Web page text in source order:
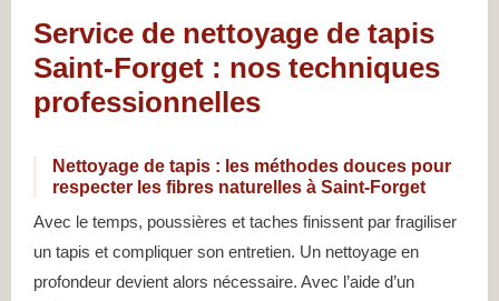
Service de nettoyage de tapis
Saint-Forget : nos techniques
professionnelles
Nettoyage de tapis : les méthodes douces pour
respecter les fibres naturelles à Saint-Forget
Avec le temps, poussières et taches finissent par fragiliser
un tapis et compliquer son entretien. Un nettoyage en
profondeur devient alors nécessaire. Avec l’aide d’un